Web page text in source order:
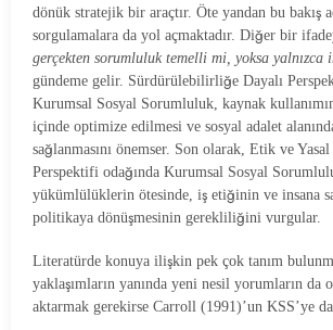
dönük stratejik bir araçtır. Öte yandan bu bakış
sorgulamalara da yol açmaktadır. Diğer bir
gerçekten sorumluluk temelli mi, yoksa yalnızca
gündeme gelir. Sürdürülebilirliğe Dayalı
Kurumsal Sosyal Sorumluluk, kaynak
içinde optimize edilmesi ve sosyal adalet
sağlanmasını önemser. Son olarak, Etik ve
Perspektifi odağında Kurumsal Sosyal
yükümlülüklerin ötesinde, iş etiğinin ve insana
politikaya dönüşmesinin gerekliliğini vurgular.
Literatürde konuya ilişkin pek çok tanım
yaklaşımların yanında yeni nesil yorumların da
aktarmak gerekirse Carroll (1991)’un KSS’ye